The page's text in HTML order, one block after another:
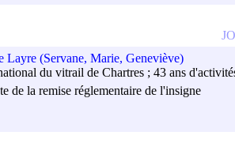
Layre (Servane, Marie, Geneviève)
du vitrail de Chartres ; 43 ans
de la remise réglementaire de l'insigne